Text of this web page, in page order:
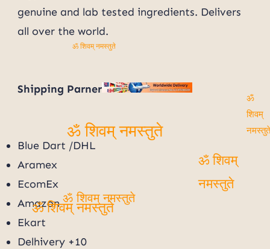
genuine and lab tested ingredients. Delivers
all over the world.
Shipping Parner
Blue Dart /DHL
Aramex
EcomEx
Amazon
Ekart
Delhivery +10
ॐ शिवम्
नमस्तुते
ॐ शिवम् नमस्तुते
ॐ शिवम् नमस्तुते
ॐ
शिवम्
नमस्तुते
ॐ शिवम् नमस्तुते
ॐ शिवम् नमस्तुते